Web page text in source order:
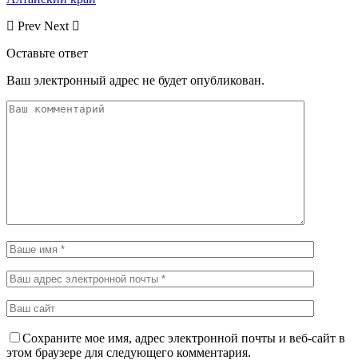
Prev Next
Оставьте ответ
Ваш электронный адрес не будет опубликован.
Сохраните мое имя, адрес электронной почты и веб-сайт в
этом браузере для следующего комментария.